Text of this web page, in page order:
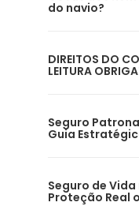
do navio?
DIREITOS DO
LEITURA
Seguro
Guia
Seguro de
Proteção Real